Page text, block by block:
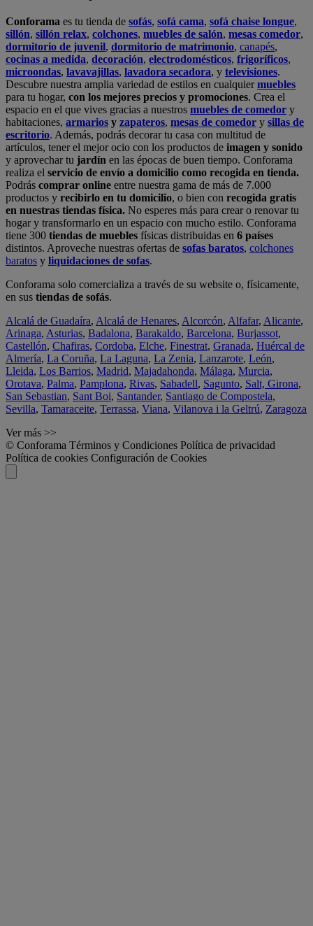
Conforama es tu tienda de sofás, sofá cama, sofá chaise longue,
sillón, sillón relax, colchones, muebles de salón, mesas comedor,
dormitorio de juvenil, dormitorio de matrimonio, canapés,
cocinas a medida, decoración, electrodomésticos, frigoríficos,
microondas, lavavajillas, lavadora secadora, y televisiones.
Descubre nuestra amplia variedad de estilos en cualquiermuebles
para tu hogar, con los mejores precios y promociones. Crea el
espacio en el que vives gracias a nuestros muebles de comedor y
habitaciones, armarios y zapateros, mesas de comedor y sillas de
escritorio. Además, podrás decorar tu casa con multitud de
artículos, tener el mejor ocio con los productos de imagen y sonido
y aprovechar tu jardín en las épocas de buen tiempo. Conforama
realiza el servicio de envío a domicilio como recogida en tienda.
Podrás comprar online entre nuestra gama de más de 7.000
productos y recibirlo en tu domicilio, o bien con recogida gratis
en nuestras tiendas física. No esperes más para crear o renovar tu
hogar y transformarlo en un espacio con mucho estilo. Conforama
tiene 300 tiendas de muebles físicas distribuidas en 6 países
distintos. Aproveche nuestras ofertas de sofas baratos, colchones
baratos y liquidaciones de sofas.
Conforama solo comercializa a través de su website o, físicamente,
en sus tiendas de sofás.
Alcalá de Guadaíra, Alcalá de Henares, Alcorcón, Alfafar, Alicante,
Arinaga, Asturias, Badalona, Barakaldo, Barcelona, Burjassot,
Castellón, Chafiras, Cordoba, Elche, Finestrat, Granada, Huércal de
Almería, La Coruña, La Laguna, La Zenia, Lanzarote, León,
Lleida, Los Barrios, Madrid, Majadahonda, Málaga, Murcia,
Orotava, Palma, Pamplona, Rivas, Sabadell, Sagunto, Salt, Girona,
San Sebastian, Sant Boi, Santander, Santiago de Compostela,
Sevilla, Tamaraceite, Terrassa, Viana, Vilanova i la Geltrú, Zaragoza
Ver más >>
© Conforama Términos y Condiciones Política de privacidad
Política de cookies Configuración de Cookies